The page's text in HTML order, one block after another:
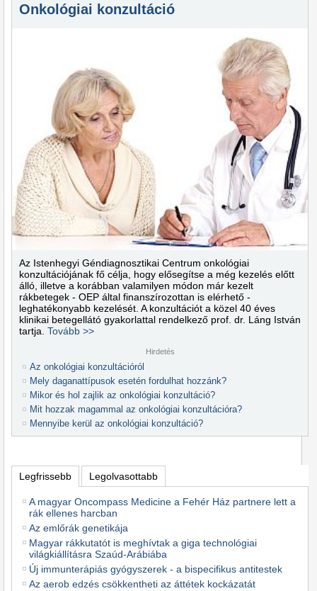
Onkológiai konzultáció
Az Istenhegyi Géndiagnosztikai Centrum onkológiai
konzultációjának fő célja, hogy elősegítse a még kezelés előtt
álló, illetve a korábban valamilyen módon már kezelt
rákbetegek - OEP által finanszírozottan is elérhető -
leghatékonyabb kezelését. A konzultációt a közel 40 éves
klinikai betegellátó gyakorlattal rendelkező prof. dr. Láng István
tartja. Tovább >>
Hirdetés
Az onkológiai konzultációról
Mely daganattípusok esetén fordulhat hozzánk?
Mikor és hol zajlik az onkológiai konzultáció?
Mit hozzak magammal az onkológiai konzultációra?
Mennyibe kerül az onkológiai konzultáció?
Legfrissebb Legolvasottabb
A magyar Oncompass Medicine a Fehér Ház partnere lett a
rák ellenes harcban
Az emlőrák genetikája
Magyar rákkutatót is meghívtak a giga technológiai
világkiállításra Szaúd-Arábiába
Új immunterápiás gyógyszerek - a bispecifikus antitestek
Az aerob edzés csökkentheti az áttétek kockázatát